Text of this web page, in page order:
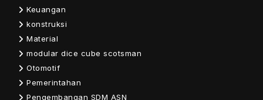
Keuangan
konstruksi
Material
modular dice cube scotsman
Otomotif
Pemerintahan
Pengembangan SDM ASN